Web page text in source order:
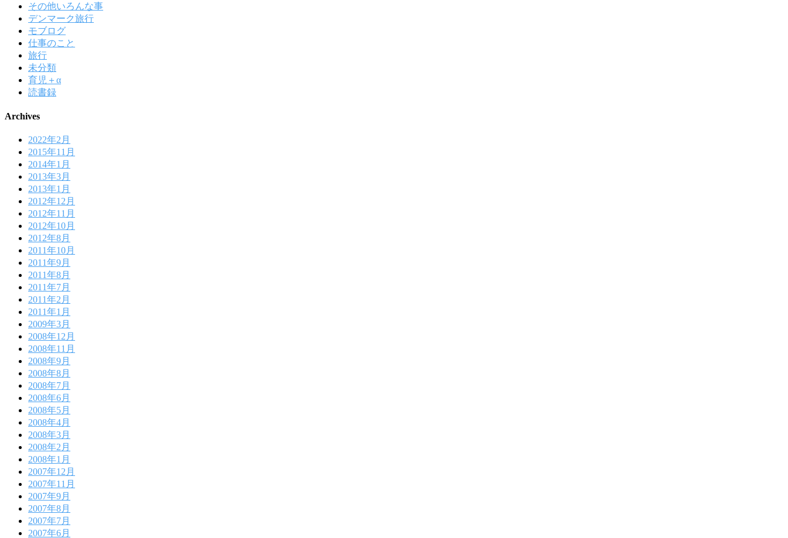
その他いろんな事
デンマーク旅行
モブログ
仕事のこと
旅行
未分類
育児＋α
読書録
Archives
2022年2月
2015年11月
2014年1月
2013年3月
2013年1月
2012年12月
2012年11月
2012年10月
2012年8月
2011年10月
2011年9月
2011年8月
2011年7月
2011年2月
2011年1月
2009年3月
2008年12月
2008年11月
2008年9月
2008年8月
2008年7月
2008年6月
2008年5月
2008年4月
2008年3月
2008年2月
2008年1月
2007年12月
2007年11月
2007年9月
2007年8月
2007年7月
2007年6月